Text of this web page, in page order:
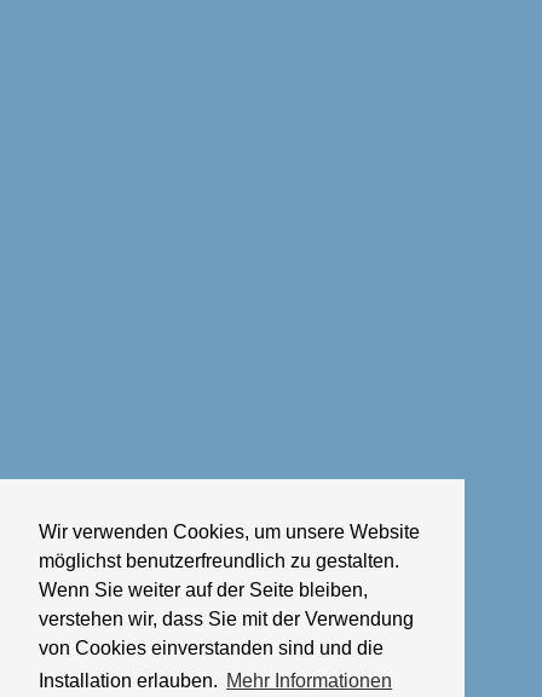
Wir verwenden Cookies, um unsere Website
möglichst benutzerfreundlich zu gestalten.
Wenn Sie weiter auf der Seite bleiben,
verstehen wir, dass Sie mit der Verwendung
von Cookies einverstanden sind und die
Installation erlauben. Mehr Informationen